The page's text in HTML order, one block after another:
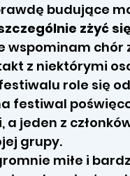
budujące
zżyć
wspominam chór
z niektórymi
role się
festiwal
a jeden z
grupy.
miłe i